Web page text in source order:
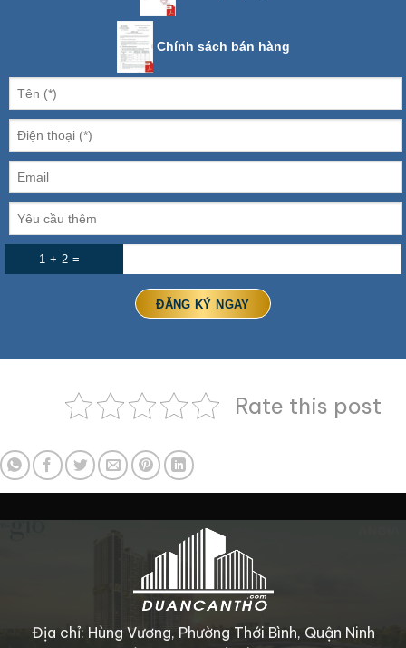
Chính sách bán hàng
1 + 2 =
Rate this post
Địa chỉ: Hùng Vương, Phường Thới Bình, Quận Ninh